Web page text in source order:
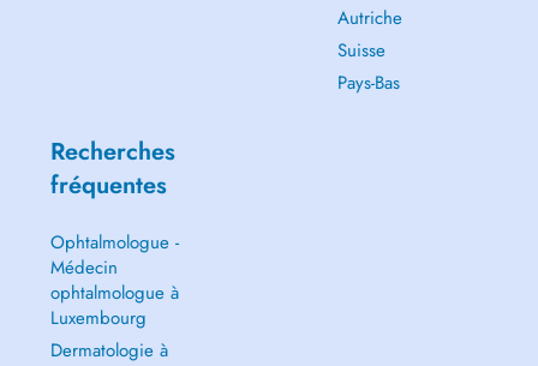
Autriche
Suisse
Pays-Bas
Recherches
fréquentes
Ophtalmologue -
Médecin
ophtalmologue à
Luxembourg
Dermatologie à